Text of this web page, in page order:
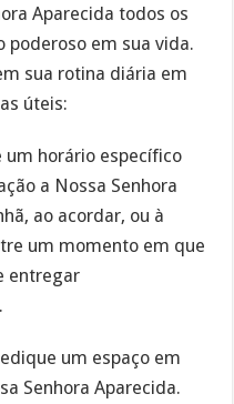
Aparecida todos os
poderoso em sua vida.
sua rotina diária em
úteis:
um horário específico
a Nossa Senhora
ao acordar, ou à
um momento em que
entregar
um espaço em
Senhora Aparecida.